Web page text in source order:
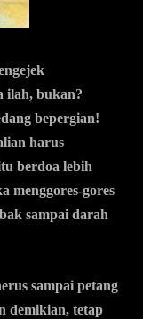
ilah, bukan?
bepergian!
harus
berdoa lebih
menggores-gores
sampai darah
sampai petang
demikian, tetap